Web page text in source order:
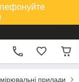
прилади